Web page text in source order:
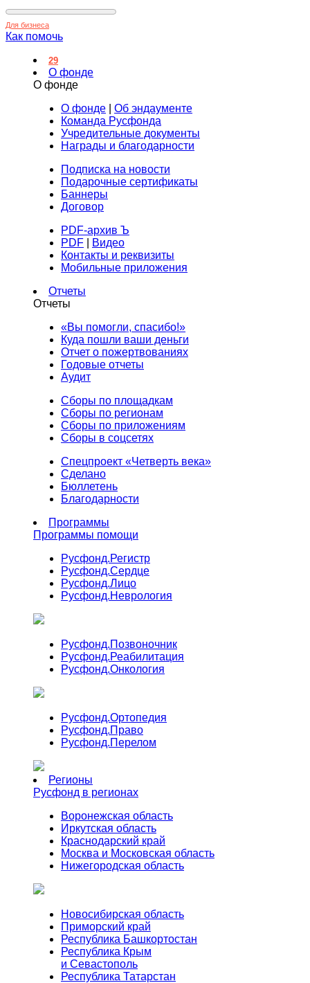
Для бизнеса
Как помочь
29
О фонде
О фонде
О фонде
Об эндаументе
Команда Русфонда
Учредительные документы
Награды и благодарности
Подписка на новости
Подарочные сертификаты
Баннеры
Договор
PDF-архив Ъ
PDF
Видео
Контакты и реквизиты
Мобильные приложения
Отчеты
Отчеты
«Вы помогли, спасибо!»
Куда пошли ваши деньги
Отчет о пожертвованиях
Годовые отчеты
Аудит
Сборы по площадкам
Сборы по регионам
Сборы по приложениям
Сборы в соцсетях
Спецпроект «Четверть века»
Сделано
Бюллетень
Благодарности
Программы
Программы помощи
Русфонд.Регистр
Русфонд.Сердце
Русфонд.Лицо
Русфонд.Неврология
Русфонд.Позвоночник
Русфонд.Реабилитация
Русфонд.Онкология
Русфонд.Ортопедия
Русфонд.Право
Русфонд.Перелом
Регионы
Русфонд в регионах
Воронежская область
Иркутская область
Краснодарский край
Москва и Московская область
Нижегородская область
Новосибирская область
Приморский край
Республика Башкортостан
Республика Крым
и Севастополь
Республика Татарстан